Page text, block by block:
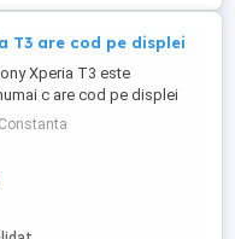
T3 are cod pe displei
Xperia T3 este
c are cod pe displei